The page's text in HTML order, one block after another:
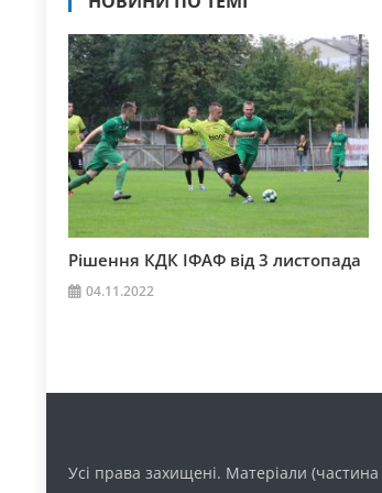
Рішення КДК ІФАФ від 3 листопада
04.11.2022
Усі права захищені. Матеріали (частина